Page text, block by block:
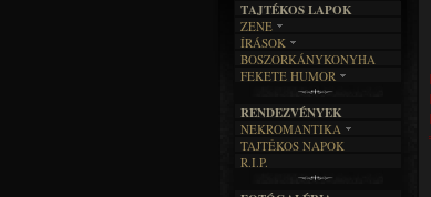
TAJTÉKOS LAPOK
ZENE
EGYÜTTESEK
INTERJÚK
FORDÍTÁSOK
DALSZÖVEGEK
ÍRÁSOK
IRODALOM
FILM
MŰVÉSZET
ÍRÁSTÖRTÉNET
BOSZORKÁNYKONYHA
FEKETE HUMOR
SZÖVEGES
RENDEZVÉNYEK
NEKROMANTIKA
AKTUÁLIS
A MÚLT
TAJTÉKOS NAPOK
R.I.P.